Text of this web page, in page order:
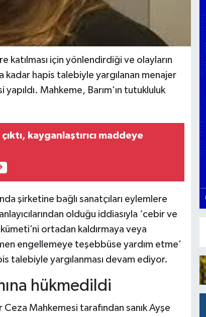
katılması için yönlendirdiği ve olayların
kadar hapis talebiyle yargılanan menajer
Mahkeme, Barım’ın tutukluluk
kayganlaştırıcı maddeye
şirketine bağlı sanatçıları eylemlere
olduğu iddiasıyla ‘cebir ve
ortadan kaldırmaya veya
engellemeye teşebbüse yardım etme’
talebiyle yargılanması devam ediyor.
hükmedildi
Mahkemesi tarafından sanık Ayşe